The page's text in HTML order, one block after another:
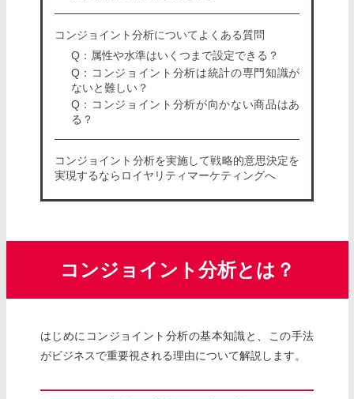
コンジョイント分析についてよくある質問
Q：属性や水準はいくつまで設定できる？
Q：コンジョイント分析は統計の専門知識が
ないと難しい？
Q：コンジョイント分析が向かない商品はあ
る？
コンジョイント分析を実施して戦略的意思決定を
実現するならロイヤリティマーケティングへ
コンジョイント分析とは？
はじめにコンジョイント分析の基本知識と、この手法
がビジネスで重要視される理由について解説します。